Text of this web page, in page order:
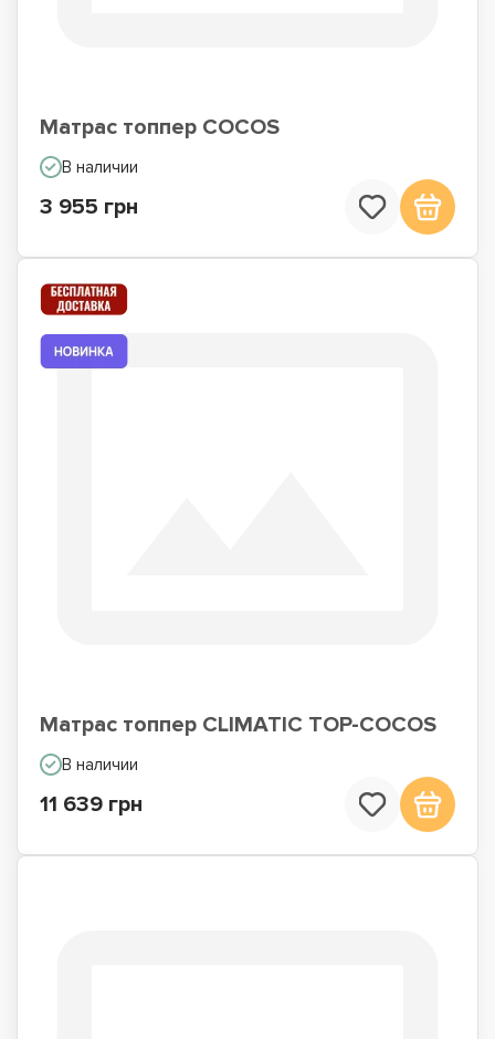
Матрас топпер COCOS
В наличии
3 955 грн
Матрас топпер CLIMATIC TOP-COCOS
В наличии
11 639 грн